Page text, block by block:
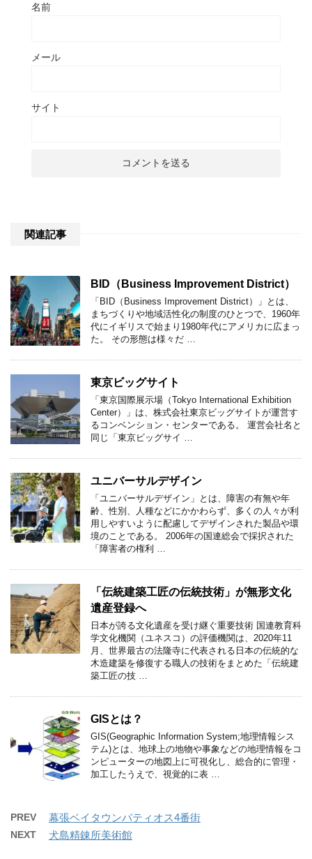
名前
メール
サイト
関連記事
BID（Business Improvement District）
「BID（Business Improvement District）」とは、
まちづくりや地域活性化の制度のひとつで、1960年
代にイギリスで始まり1980年代にアメリカに広まっ
た。 その形態は様々だ …
東京ビッグサイト
「東京国際展示場（Tokyo International Exhibition
Center）」は、株式会社東京ビッグサイトが運営す
るコンベンション・センターである。 運営会社名と
同じ「東京ビッグサイ …
ユニバーサルデザイン
「ユニバーサルデザイン」とは、障害の有無や年
齢、性別、人種などにかかわらず、多くの人々が利
用しやすいように配慮してデザインされた製品や環
境のことである。 2006年の国連総会で採択された
「障害者の権利 …
「伝統建築工匠の伝統技術」が無形文化
遺産登録へ
日本が誇る文化遺産を受け継ぐ重要技術 国連教育科
学文化機関（ユネスコ）の評価機関は、2020年11
月、世界最古の法隆寺に代表される日本の伝統的な
木造建築を修復する職人の技術をまとめた「伝統建
築工匠の技 …
GISとは？
GIS(Geographic Information System;地理情報シス
テム)とは、地球上の地物や事象などの地理情報をコ
ンピューターの地図上に可視化し、総合的に管理・
加工したうえで、視覚的に表 …
PREV 幕張ベイタウンパティオス4番街
NEXT 犬島精錬所美術館